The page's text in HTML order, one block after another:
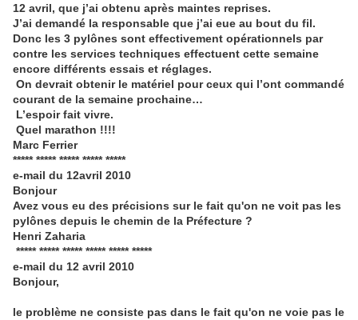
12 avril, que j’ai obtenu après maintes reprises.
J’ai demandé la responsable que j’ai eue au bout du fil.
Donc les 3 pylônes sont effectivement opérationnels par
contre les services techniques effectuent cette semaine
encore différents essais et réglages.
On devrait obtenir le matériel pour ceux qui l’ont commandé
courant de la semaine prochaine…
L’espoir fait vivre.
Quel marathon !!!!
Marc Ferrier
***** ***** ***** ***** *****
e-mail du 12avril 2010
Bonjour
Avez vous eu des précisions sur le fait qu'on ne voit pas les
pylônes depuis le chemin de la Préfecture ?
Henri Zaharia
***** ***** ***** ***** ***** *****
e-mail du 12 avril 2010
Bonjour,
le problème ne consiste pas dans le fait qu'on ne voie pas le